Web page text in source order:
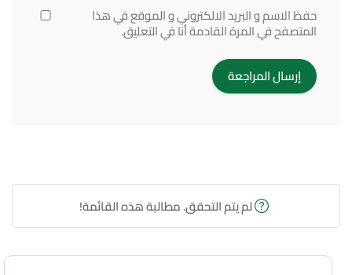
حفظ الاسم و البريد الالكتروني و الموقع في هذا
المتصفح في المرة القادمة أنا في التعليق.
لم يتم التحقق. مطالبة هذه القائمة!